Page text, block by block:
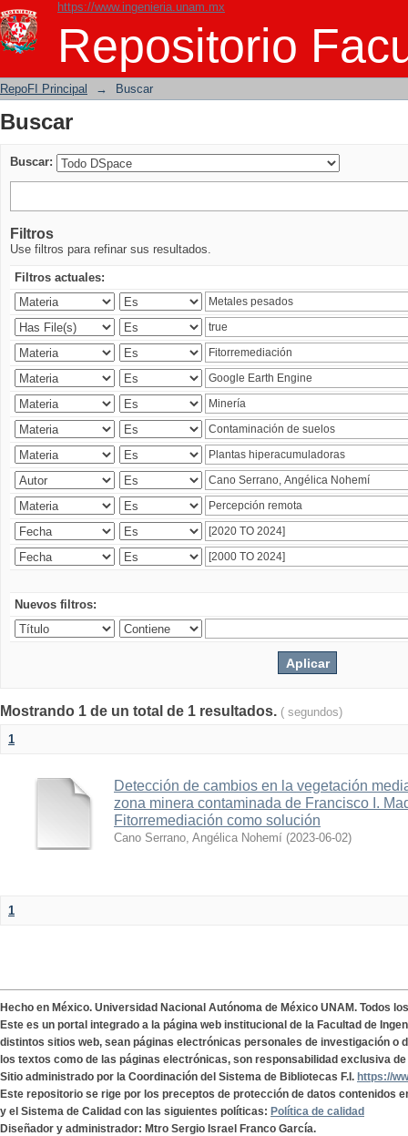
https://www.ingenieria.unam.mx
Repositorio
Buscar
RepoFI Principal → Buscar
Buscar
Buscar:
Filtros
Use filtros para refinar sus resultados.
Filtros actuales:
Nuevos filtros:
Mostrando 1 de un total de 1 resultados. ( segundos)
1
Detección de cambios en la vegetación
zona minera contaminada de Francisco I.
Fitorremediación como solución
Cano Serrano, Angélica Nohemí (2023-06-02)
1
Hecho en México. Universidad Nacional Autónoma de México UNAM. Todos
Este es un portal integrado a la página web institucional de la Facultad de
distintos sitios web, sean páginas electrónicas personales de investigación o
los textos como de las páginas electrónicas, son responsabilidad exclusiva
Sitio administrado por la Coordinación del Sistema de Bibliotecas F.I. https://
Este repositorio se rige por los preceptos de protección de datos contenidos
y el Sistema de Calidad con las siguientes políticas: Política de calidad
Diseñador y administrador: Mtro Sergio Israel Franco García.